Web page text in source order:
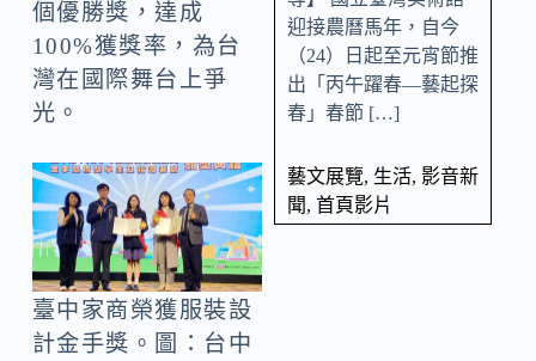
個優勝獎，達成
100%獲獎率，為台
灣在國際舞台上爭
光。
臺中家商榮獲服裝設
計金手獎。圖：台中
迎接農曆馬年，自今
（24）日起至元宵節推
出「丙午躍春—藝起探
春」春節 […]
藝文展覽, 生活, 影音新
聞, 首頁影片